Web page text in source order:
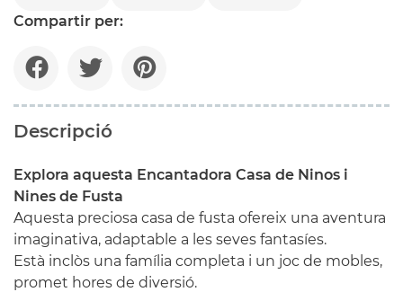
Compartir per:
Descripció
Explora aquesta Encantadora Casa de Ninos i
Nines de Fusta
Aquesta preciosa casa de fusta ofereix una aventura
imaginativa, adaptable a les seves fantasíes.
Està inclòs una família completa i un joc de mobles,
promet hores de diversió.